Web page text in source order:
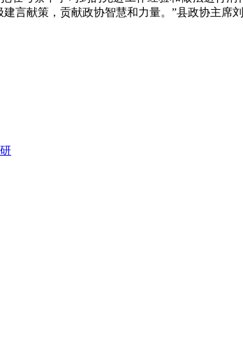
言献策，贡献政协智慧和力量。”县政协主席